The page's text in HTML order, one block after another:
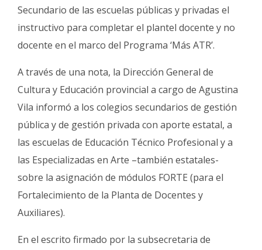
Secundario de las escuelas públicas y privadas el
instructivo para completar el plantel docente y no
docente en el marco del Programa ‘Más ATR’.
A través de una nota, la Dirección General de
Cultura y Educación provincial a cargo de Agustina
Vila informó a los colegios secundarios de gestión
pública y de gestión privada con aporte estatal, a
las escuelas de Educación Técnico Profesional y a
las Especializadas en Arte –también estatales-
sobre la asignación de módulos FORTE (para el
Fortalecimiento de la Planta de Docentes y
Auxiliares).
En el escrito firmado por la subsecretaria de